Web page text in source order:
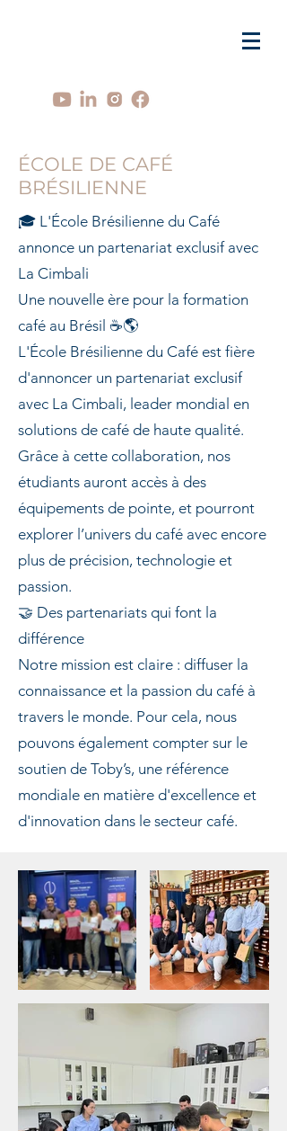
ÉCOLE DE CAFÉ
BRÉSILIENNE
🎓 L'École Brésilienne du Café
annonce un partenariat exclusif avec
La Cimbali
Une nouvelle ère pour la formation
café au Brésil ☕🌎
L'École Brésilienne du Café est fière
d'annoncer un partenariat exclusif
avec La Cimbali, leader mondial en
solutions de café de haute qualité.
Grâce à cette collaboration, nos
étudiants auront accès à des
équipements de pointe, et pourront
explorer l’univers du café avec encore
plus de précision, technologie et
passion.
🤝 Des partenariats qui font la
différence
Notre mission est claire : diffuser la
connaissance et la passion du café à
travers le monde. Pour cela, nous
pouvons également compter sur le
soutien de Toby’s, une référence
mondiale en matière d'excellence et
d'innovation dans le secteur café.